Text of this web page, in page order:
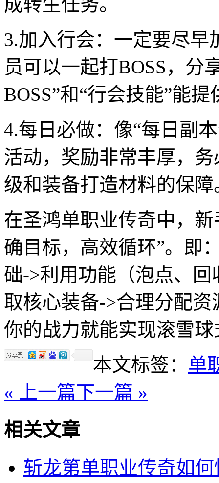
3.加入行会：一定要尽
员可以一起打BOSS，分
BOSS”和“行会技能”能
4.每日必做：像“每日副
活动，奖励非常丰厚，
级和装备打造材料的保障
在圣鸿单职业传奇中，
确目标，高效循环”。即
础->利用功能（泡点、
取核心装备->合理分配
你的战力就能实现滚雪
本文标签： 单
« 上一篇下一篇 »
相关文章
斩龙第单职业传奇如